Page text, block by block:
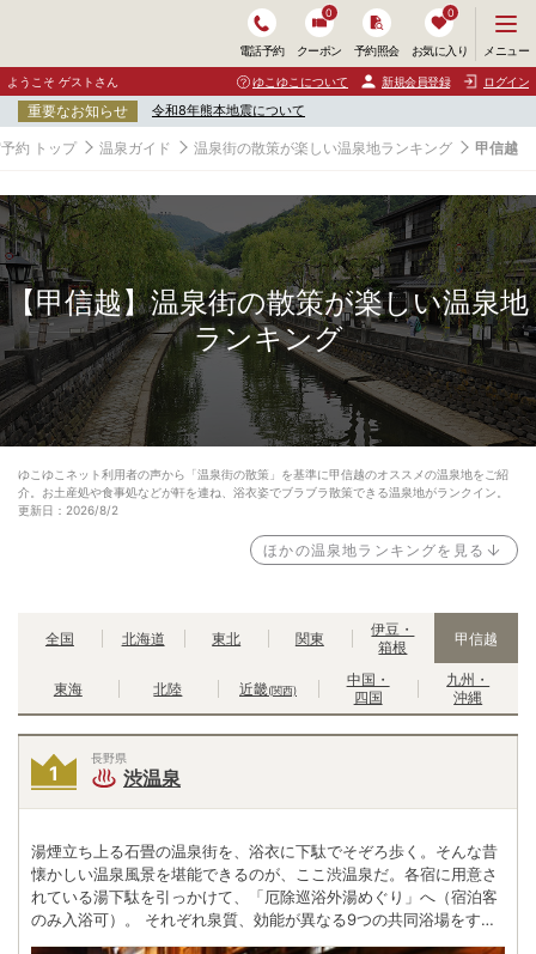
電話予約 クーポン
0
予約照会 お気に入り
0
ニ
ュ
ー
開
く
メニュー
ようこそ ゲストさん ゆこゆこについて 新規会員登録 ログイン
重要なお知らせ 令和8年熊本地震について
約 トップ 温泉ガイド 温泉街の散策が楽しい温泉地ランキング 甲信越
【甲信越】温泉街の散策が楽しい温泉地
ランキング
ゆこゆこネット利用者の声から「温泉街の散策」を基準に甲信越のオススメの温泉地をご紹
介。お土産処や食事処などが軒を連ね、浴衣姿でブラブラ散策できる温泉地がランクイン。
更新日：2026/8/2
ほかの温泉地ランキングを見る
全国 北海道 東北 関東
伊豆・
箱根
甲信越
東海 北陸 近畿(関西)
中国・
四国
九州・
沖縄
長野県
渋温泉
湯煙立ち上る石畳の温泉街を、浴衣に下駄でそぞろ歩く。そんな昔
懐かしい温泉風景を堪能できるのが、ここ渋温泉だ。各宿に用意さ
れている湯下駄を引っかけて、「厄除巡浴外湯めぐり」へ（宿泊客
のみ入浴可）。 それぞれ泉質、効能が異なる9つの共同浴場をすべ
て巡れば、苦（九）労を流し厄除け、不老長寿にご利益があると